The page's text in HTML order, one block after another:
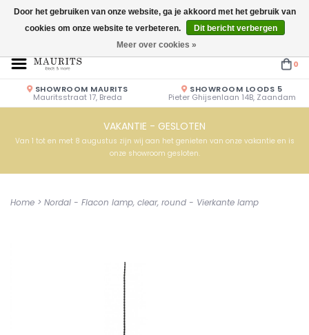
Openingstijden: Vrijdag & Zaterdag 10.00u - 17.00u of op afspraak!
0
SHOWROOM MAURITS
Mauritsstraat 17, Breda
SHOWROOM LOODS 5
Pieter Ghijsenlaan 14B, Zaandam
VAKANTIE - GESLOTEN
Van 1 tot en met 8 augustus zijn wij aan het genieten van onze vakantie en is
onze showroom gesloten.
Home > Nordal - Flacon lamp, clear, round - Vierkante lamp
Door het gebruiken van onze website, ga je akkoord met het gebruik van
cookies om onze website te verbeteren.
Dit bericht verbergen
Meer over cookies »